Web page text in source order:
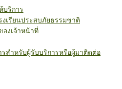
บริการ
เรียนประสบภัยธรรมชาติ
งเจ้าหน้าที่
สำหรับผู้รับบริการหรือผู้มาติดต่อ